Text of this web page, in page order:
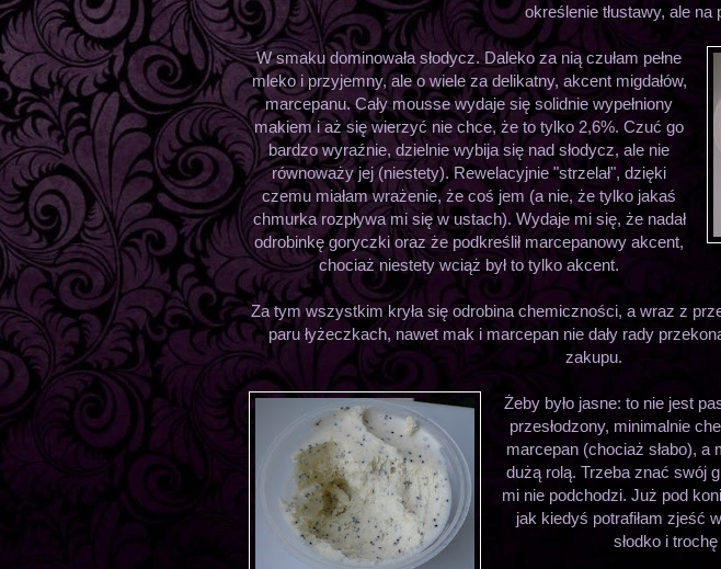
określenie tłustawy, ale
W smaku dominowała słodycz. Daleko za nią czułam pełne
mleko i przyjemny, ale o wiele za delikatny, akcent migdałów,
marcepanu. Cały mousse wydaje się solidnie wypełniony
makiem i aż się wierzyć nie chce, że to tylko 2,6%. Czuć go
bardzo wyraźnie, dzielnie wybija się nad słodycz, ale nie
równoważy jej (niestety). Rewelacyjnie "strzelał", dzięki
czemu miałam wrażenie, że coś jem (a nie, że tylko jakaś
chmurka rozpływa mi się w ustach). Wydaje mi się, że nadał
odrobinkę goryczki oraz że podkreślił marcepanowy akcent,
chociaż niestety wciąż był to tylko akcent.
Za tym wszystkim kryła się odrobina chemiczności, a wraz z
paru łyżeczkach, nawet mak i marcepan nie dały rady
zakupu.
Żeby było jasne: to nie jest
przesłodzony, minimalnie
marcepan (chociaż słabo), a
dużą rolą. Trzeba znać swój
mi nie podchodzi. Już pod
jak kiedyś potrafiłam zjeść
słodko i